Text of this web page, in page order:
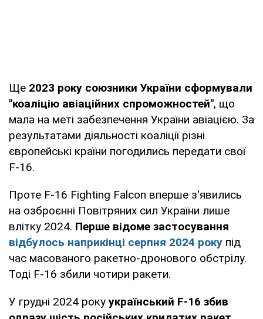
Ще 2023 року союзники України сформували
"коаліцію авіаційних спроможностей", що
мала на меті забезпечення України авіацією. За
результатами діяльності коаліції різні
європейські країни погодились передати свої
F-16.
Проте F-16 Fighting Falcon вперше з'явились
на озброєнні Повітряних сил України лише
влітку 2024. Перше відоме застосування
відбулось наприкінці серпня 2024 року під
час масованого ракетно-дронового обстрілу.
Тоді F-16 збили чотири ракети.
У грудні 2024 року український F-16 збив